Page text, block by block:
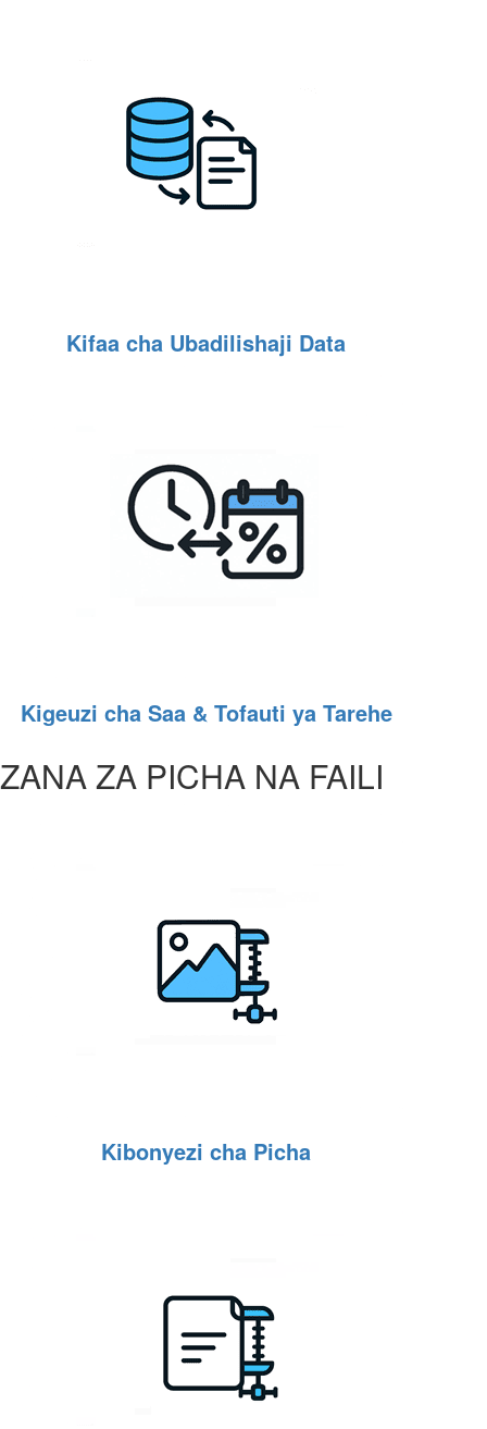
Kifaa cha Ubadilishaji Data
Kigeuzi cha Saa & Tofauti ya Tarehe
ZANA ZA PICHA NA FAILI
Kibonyezi cha Picha